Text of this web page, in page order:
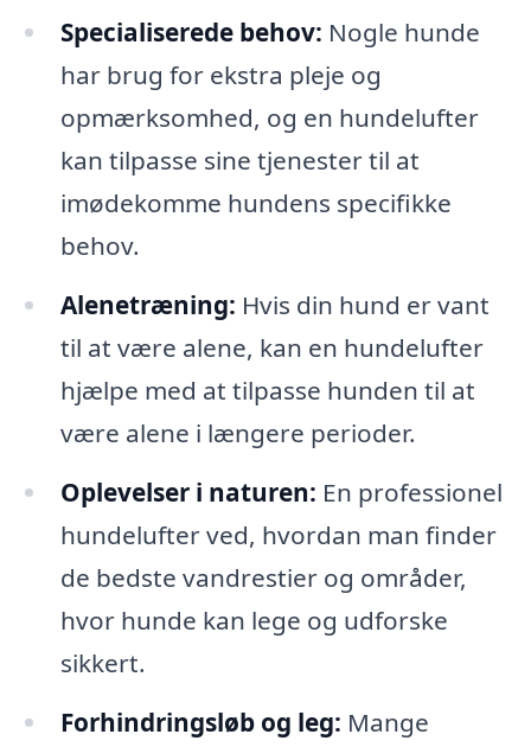
Specialiserede behov: Nogle hunde
har brug for ekstra pleje og
opmærksomhed, og en hundelufter
kan tilpasse sine tjenester til at
imødekomme hundens specifikke
behov.
Alenetræning: Hvis din hund er vant
til at være alene, kan en hundelufter
hjælpe med at tilpasse hunden til at
være alene i længere perioder.
Oplevelser i naturen: En professionel
hundelufter ved, hvordan man finder
de bedste vandrestier og områder,
hvor hunde kan lege og udforske
sikkert.
Forhindringsløb og leg: Mange